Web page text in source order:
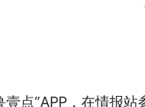
壹点”APP，在情报